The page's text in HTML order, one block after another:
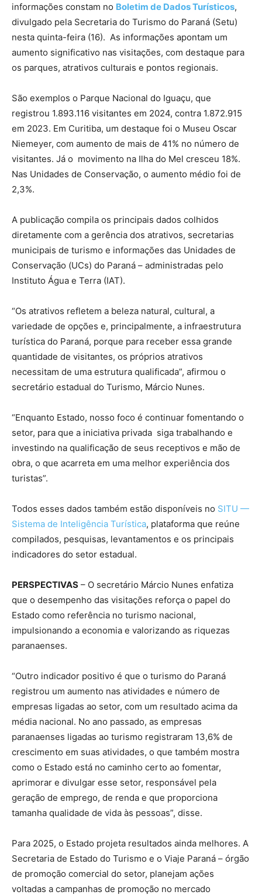
informações constam no Boletim de Dados Turísticos,
divulgado pela Secretaria do Turismo do Paraná (Setu)
nesta quinta-feira (16). As informações apontam um
aumento significativo nas visitações, com destaque para
os parques, atrativos culturais e pontos regionais.
São exemplos o Parque Nacional do Iguaçu, que
registrou 1.893.116 visitantes em 2024, contra 1.872.915
em 2023. Em Curitiba, um destaque foi o Museu Oscar
Niemeyer, com aumento de mais de 41% no número de
visitantes. Já o movimento na Ilha do Mel cresceu 18%.
Nas Unidades de Conservação, o aumento médio foi de
2,3%.
A publicação compila os principais dados colhidos
diretamente com a gerência dos atrativos, secretarias
municipais de turismo e informações das Unidades de
Conservação (UCs) do Paraná – administradas pelo
Instituto Água e Terra (IAT).
“Os atrativos refletem a beleza natural, cultural, a
variedade de opções e, principalmente, a infraestrutura
turística do Paraná, porque para receber essa grande
quantidade de visitantes, os próprios atrativos
necessitam de uma estrutura qualificada”, afirmou o
secretário estadual do Turismo, Márcio Nunes.
“Enquanto Estado, nosso foco é continuar fomentando o
setor, para que a iniciativa privada siga trabalhando e
investindo na qualificação de seus receptivos e mão de
obra, o que acarreta em uma melhor experiência dos
turistas”.
Todos esses dados também estão disponíveis no SITU —
Sistema de Inteligência Turística, plataforma que reúne
compilados, pesquisas, levantamentos e os principais
indicadores do setor estadual.
PERSPECTIVAS – O secretário Márcio Nunes enfatiza
que o desempenho das visitações reforça o papel do
Estado como referência no turismo nacional,
impulsionando a economia e valorizando as riquezas
paranaenses.
“Outro indicador positivo é que o turismo do Paraná
registrou um aumento nas atividades e número de
empresas ligadas ao setor, com um resultado acima da
média nacional. No ano passado, as empresas
paranaenses ligadas ao turismo registraram 13,6% de
crescimento em suas atividades, o que também mostra
como o Estado está no caminho certo ao fomentar,
aprimorar e divulgar esse setor, responsável pela
geração de emprego, de renda e que proporciona
tamanha qualidade de vida às pessoas”, disse.
Para 2025, o Estado projeta resultados ainda melhores. A
Secretaria de Estado do Turismo e o Viaje Paraná – órgão
de promoção comercial do setor, planejam ações
voltadas a campanhas de promoção no mercado